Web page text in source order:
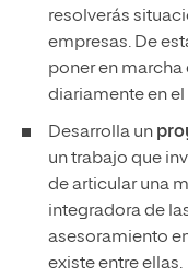
resolverás
empresas. De
poner en
diariamente en
Desarrolla un
un trabajo que
de articular una
integradora de
asesoramiento
existe entre ellas.